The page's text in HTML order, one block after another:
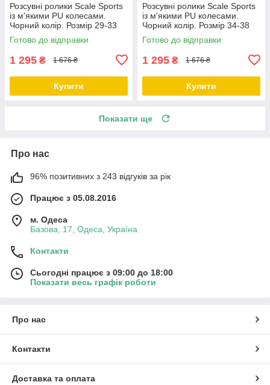
Розсувні ролики Scale Sports
із м'якими PU колесами.
Чорний колір. Розмір 29-33
Готово до відправки
1 295 ₴ 1 676 ₴
Купити
Розсувні ролики Scale Sports
із м'якими PU колесами.
Чорний колір. Розмір 34-38
Готово до відправки
1 295 ₴ 1 676 ₴
Купити
Показати ще
Про нас
96% позитивних з 243 відгуків за рік
Працює з 05.08.2016
м. Одеса
Базова, 17, Одеса, Україна
Контакти
Сьогодні працює з 09:00 до 18:00
Показати весь графік роботи
Про нас
Контакти
Доставка та оплата